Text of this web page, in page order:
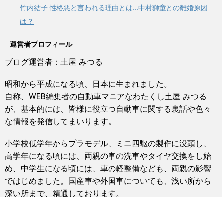
竹内結子 性格悪と言われる理由とは…中村獅童との離婚原因
は？
運営者プロフィール
ブログ運営者：土屋 みつる
昭和から平成になる頃、日本に生まれました。
自称、WEB編集者の自動車マニアなわたくし土屋 みつる
が、基本的には、皆様に役立つ自動車に関する裏話や色々
な情報を発信してまいります。
小学校低学年からプラモデル、ミニ四駆の製作に没頭し、
高学年になる頃には、両親の車の洗車やタイヤ交換をし始
め、中学生になる頃には、車の軽整備なども、両親の影響
ではじめました。国産車や外国車についても、浅い所から
深い所まで、精通しております。